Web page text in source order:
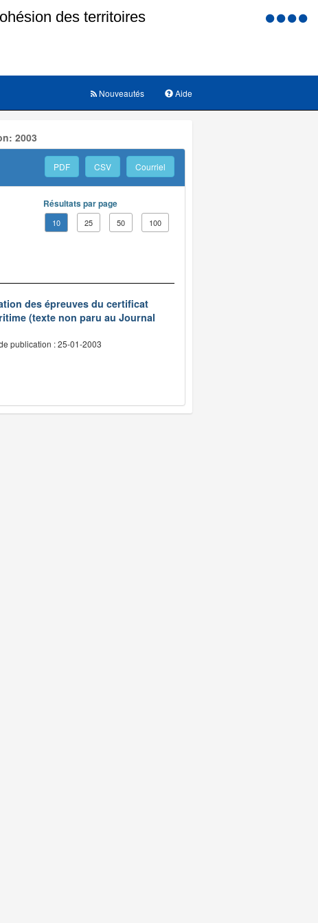
Menu
Aide
Nouveautés
2003
PDF CSV Courriel
Résultats par page
10 25 50 100
des épreuves du certificat
(texte non paru au Journal
publication : 25-01-2003